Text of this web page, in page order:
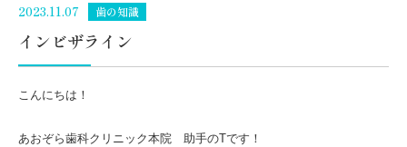
2023.11.07 歯の知識
インビザライン
こんにちは！
あおぞら歯科クリニック本院 助手のTです！